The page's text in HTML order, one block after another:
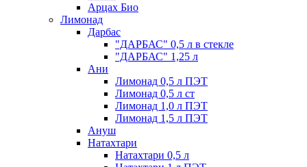
Арцах Био
Лимонад
Дарбас
"ДАРБАС" 0,5 л в стекле
"ДАРБАС" 1,25 л
Ани
Лимонад 0,5 л ПЭТ
Лимонад 0,5 л ст
Лимонад 1,0 л ПЭТ
Лимонад 1,5 л ПЭТ
Ануш
Натахтари
Натахтари 0,5 л